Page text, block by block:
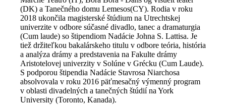
(DK) a Tanečného domu Lemesos(CY). Rodia v roku
2018 ukončila magisterské štúdium na Utrechtskej
univerzite v odbore súčasné divadlo, tanec a dramaturgia
(Cum laude) so štipendiom Nadácie Johna S. Lattisa. Je
tiež držiteľkou bakalárskeho titulu v odbore teória, história
a analýza drámy a predstavenia na Fakulte drámy
Aristotelovej univerzity v Solúne v Grécku (Cum Laude).
S podporou štipendia Nadácie Stavrosa Niarchosa
absolvovala v roku 2016 päťmesačný výmenný program
v oblasti divadelných a tanečných štúdií na York
University (Toronto, Kanada).